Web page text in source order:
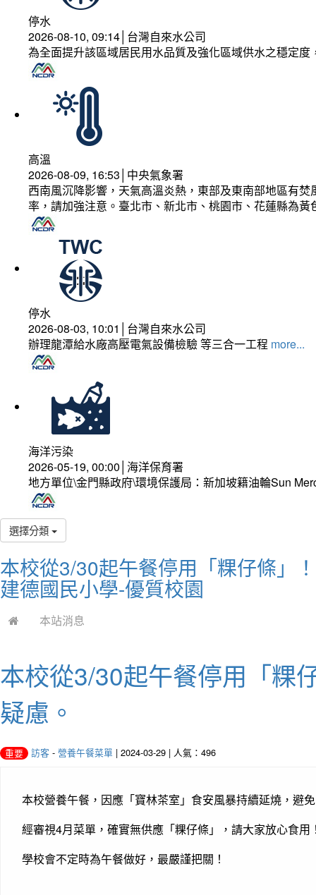
停水
2026-08-10, 09:14│台灣自來水公司
為全面提升該區域居民用水品質及強化區域供水之穩定
高溫
2026-08-09, 16:53│中央氣象署
西南風沉降影響，天氣高溫炎熱，東部及東南部地區有
率，請加強注意。臺北市、新北市、桃園市、花蓮縣為
停水
2026-08-03, 10:01│台灣自來水公司
辦理龍潭給水廠高壓電氣設備檢驗 等三合一工程 more...
海洋污染
2026-05-19, 00:00│海洋保育署
地方單位\金門縣政府\環境保護局：新加坡籍油輪Sun
選擇分類
本校從3/30起午餐停用「粿仔條」
建德國民小學-優質校園
本站消息
本校從3/30起午餐停用「粿
疑慮。
重要 訪客 - 營養午餐菜單 | 2024-03-29 | 人氣：496
本校營養午餐，因應「寶林茶室」食安風暴持續延燒，避
經審視4月菜單，確實無供應「粿仔條」，請大家放心食用
學校會不定時為午餐做好，最嚴謹把關！